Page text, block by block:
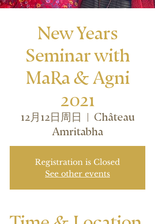
New Years
Seminar with
MaRa & Agni
2021
12月12日周日
  |
Château
Amritabha
Registration is Closed
See other events
Time & Location